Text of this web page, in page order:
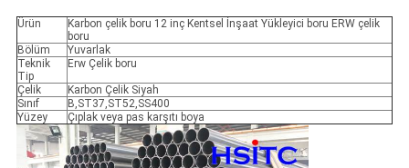
Ürün
Karbon çelik boru 12 inç Kentsel İnşaat Yükleyici boru ERW çelik
boru
Bölüm
Yuvarlak
Teknik
Tip
Erw Çelik boru
Çelik
Karbon Çelik Siyah
Sınıf
B,ST37,ST52,SS400
Yüzey
Çıplak veya pas karşıtı boya